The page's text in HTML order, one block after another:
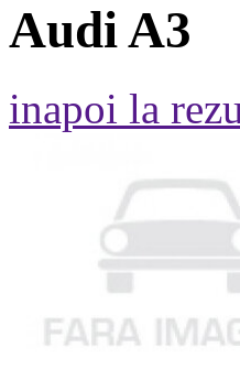
Audi A3
inapoi la